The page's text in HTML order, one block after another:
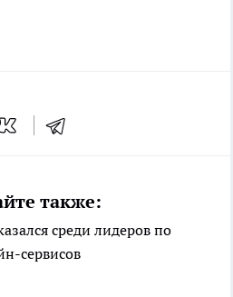
также:
среди лидеров по
сервисов